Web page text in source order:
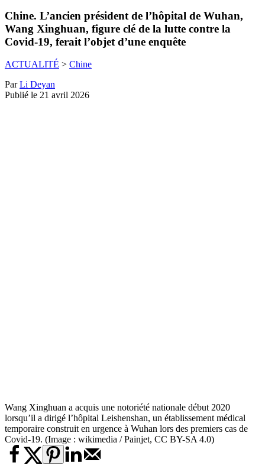
Chine. L’ancien président de l’hôpital de Wuhan,
Wang Xinghuan, figure clé de la lutte contre la
Covid-19, ferait l’objet d’une enquête
ACTUALITÉ > Chine
ParLi Deyan
Publié le 21 avril 2026
Wang Xinghuan a acquis une notoriété nationale début 2020
lorsqu’il a dirigé l’hôpital Leishenshan, un établissement médical
temporaire construit en urgence à Wuhan lors des premiers cas de
Covid-19. (Image : wikimedia / Painjet, CC BY-SA 4.0)